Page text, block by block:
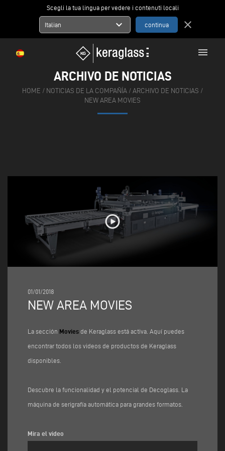
Scegli la tua lingua per vedere i contenuti locali
Italian expand_more close
menu
ARCHIVO DE NOTICIAS
HOME / NOTICIAS DE LA COMPAÑÍA / ARCHIVO DE NOTICIAS /
NEW AREA MOVIES
01/01/2018
NEW AREA MOVIES
La sección Movies de Keraglass está activa. Aquí puedes
encontrar todos los videos de productos de Keraglass
disponibles.
Descubre la funcionalidad y el potencial de Decoglass. La
máquina de serigrafía automática para grandes formatos.
Mira el video